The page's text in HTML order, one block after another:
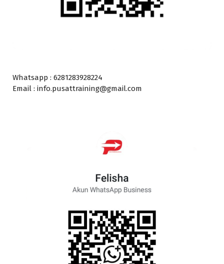
Whatsapp : 6281283928224
Email : info.pusattraining@gmail.com